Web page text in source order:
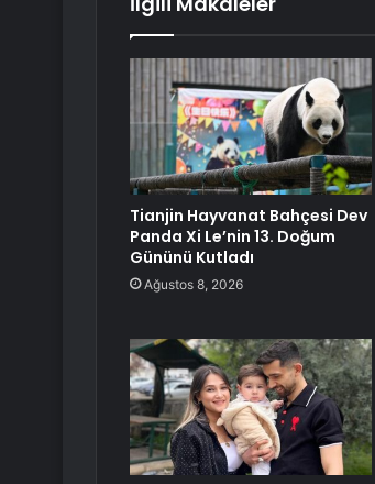
Tianjin Hayvanat Bahçesi Dev
Panda Xi Le’nin 13. Doğum
Gününü Kutladı
Ağustos 8, 2026